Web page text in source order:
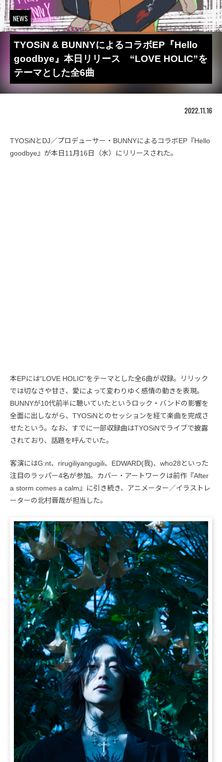
NEWS
TYOSiN & BUNNYによるコラボEP『Hello
goodbye』本日リリース “LOVE HOLIC”を
テーマとした全6曲
2022.11.16
TYOSiNとDJ／プロデューサー・BUNNYによるコラボEP『Hello
goodbye』が本日11月16日（水）にリリースされた。
本EPには“LOVE HOLIC”をテーマとした全6曲が収録。リリック
では切なさや甘さ、愛によって変わりゆく感情の動きを表現。
BUNNYが10代前半に聴いていたというロック・バンドの影響を
全面に出しながら、TYOSiNとのセッションを経て楽曲を完成さ
せたという。なお、すでに一部収録曲はTYOSiNでライブで披露
されており、話題を呼んでいた。
客演にはG:nt、rirugiliyangugili、EDWARD(我)、who28といった
注目のラッパー4名が参加。カバー・アートワークは前作『After
a storm comes a calm』に引き続き、アニメーター／イラストレ
ーターの北村晋哉が担当した。